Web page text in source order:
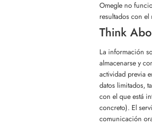
Omegle no
resultados con
Think
La información
almacenarse y
actividad previa
datos limitados,
con el que está
concreto). El
comunicación